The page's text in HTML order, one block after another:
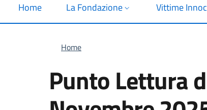
Home La Fondazione Vittime
Briciole di pane
Home
Punto Lettura